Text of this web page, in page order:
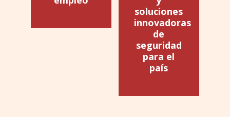
soluciones
innovadoras
de
seguridad
para el
país